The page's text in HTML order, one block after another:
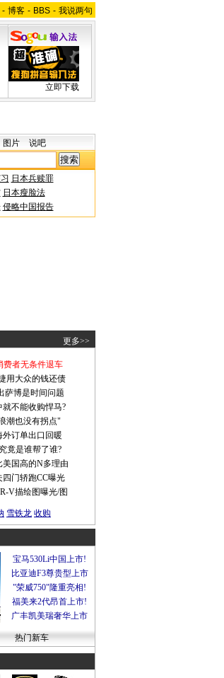
- 博客 - BBS - 我说两句
立即下载
图片 说吧
日本兵赎罪
日本瘦脸法
侵略中国报告
更多>>
费者无条件退车
用大众的钱还债
萨博是时间问题
不能收购悍马?
潮也没有拐点"
外订单出口回暖
竟是谁帮了谁?
美国高的N多理由
门轿跑CC曝光
V描绘图曝光/图
雪铁龙 收购
宝马530Li中国上市!
比亚迪F3尊贵型上市
"荣威750"隆重亮相!
福美来2代昂首上市!
广丰凯美瑞奢华上市
热门新车